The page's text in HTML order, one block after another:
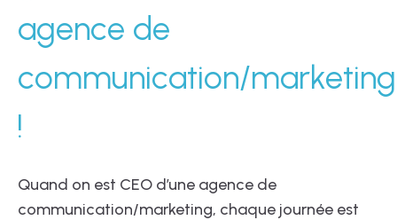
agence de
communication/marketing
!
Quand on est CEO d’une agence de
communication/marketing, chaque journée est